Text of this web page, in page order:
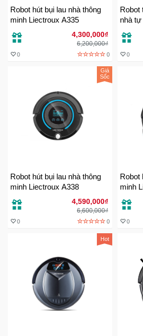
bay
flycam
Chơi
Nhà
Cửa
Và
Đời
Sống
Robot hút bụi lau nhà thông
minh Liectroux A335
4,300,000₫
6,200,000₫
0 0
Robot
nhà
0
Giá
Sốc
Robot hút bụi lau nhà thông
minh Liectroux A338
4,590,000₫
6,600,000₫
0 0
Robot
minh
0
Hot